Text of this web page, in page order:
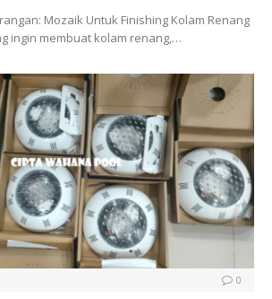
Mozaik Untuk Finishing Kolam Renang
ingin membuat kolam renang,…
0